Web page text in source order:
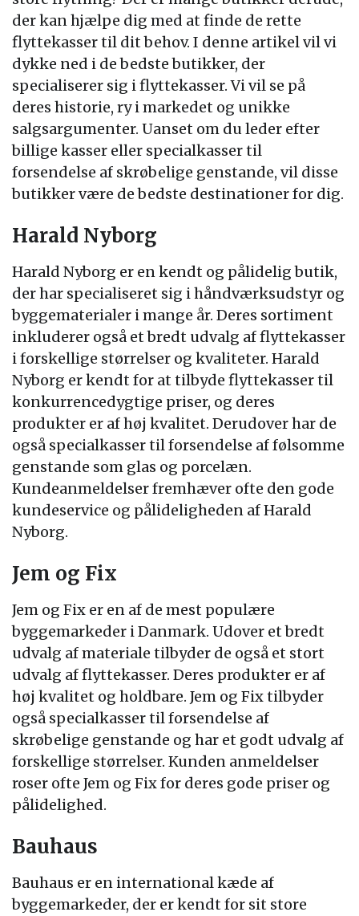
der kan hjælpe dig med at finde de rette
flyttekasser til dit behov. I denne artikel vil vi
dykke ned i de bedste butikker, der
specialiserer sig i flyttekasser. Vi vil se på
deres historie, ry i markedet og unikke
salgsargumenter. Uanset om du leder efter
billige kasser eller specialkasser til
forsendelse af skrøbelige genstande, vil disse
butikker være de bedste destinationer for dig.
Harald Nyborg
Harald Nyborg er en kendt og pålidelig butik,
der har specialiseret sig i håndværksudstyr og
byggematerialer i mange år. Deres sortiment
inkluderer også et bredt udvalg af flyttekasser
i forskellige størrelser og kvaliteter. Harald
Nyborg er kendt for at tilbyde flyttekasser til
konkurrencedygtige priser, og deres
produkter er af høj kvalitet. Derudover har de
også specialkasser til forsendelse af følsomme
genstande som glas og porcelæn.
Kundeanmeldelser fremhæver ofte den gode
kundeservice og pålideligheden af Harald
Nyborg.
Jem og Fix
Jem og Fix er en af de mest populære
byggemarkeder i Danmark. Udover et bredt
udvalg af materiale tilbyder de også et stort
udvalg af flyttekasser. Deres produkter er af
høj kvalitet og holdbare. Jem og Fix tilbyder
også specialkasser til forsendelse af
skrøbelige genstande og har et godt udvalg af
forskellige størrelser. Kunden anmeldelser
roser ofte Jem og Fix for deres gode priser og
pålidelighed.
Bauhaus
Bauhaus er en international kæde af
byggemarkeder, der er kendt for sit store